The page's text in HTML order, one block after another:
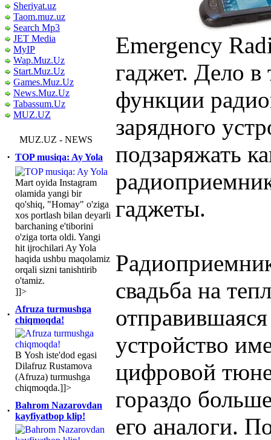
Sheriyat.uz
Taom.muz.uz
Search Mp3
JET Media
MyIP
Wap.Muz.Uz
Start.Muz.Uz
Games.Muz.Uz
News.Muz.Uz
Tabassum.Uz
MUZ.UZ
MUZ.UZ - NEWS
· TOP musiqa: Ay Yola
Mart oyida Instagram
olamida yangi bir
qo'shiq, "Homay" o'ziga
xos portlash bilan deyarli
barchaning e'tiborini
o'ziga torta oldi. Yangi
hit ijrochilari Ay Yola
haqida ushbu maqolamiz
orqali sizni tanishtirib
o'tamiz.
]]>
· Afruza turmushga
chiqmoqda!
В Yosh iste'dod egasi
Dilafruz Rustamova
(Afruza) turmushga
chiqmoqda.]]>
· Bahrom Nazarovdan
kayfiyatbop klip!
Emergency
гаджет. Дело
функции
зарядного
подзаряжать
гаджеты.
свадьба на
устройство
цифровой
гораздо
его аналоги.